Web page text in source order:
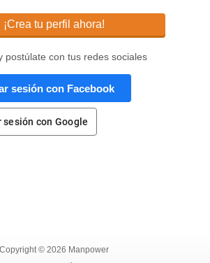
¡Crea tu perfil ahora!
postúlate con tus redes sociales
sesión con Facebook
sesión con Google
Copyright © 2026 Manpower